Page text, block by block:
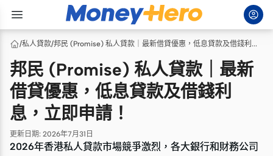
/私人貸款/ 邦民 (Promise) 私人貸款｜最新借貸優惠，低息貸款及借錢利息，立即申請！
邦民 (Promise) 私人貸款｜最新
借貸優惠，低息貸款及借錢利
息，立即申請！
更新日期: 2026年7月31日
2026年香港私人貸款市場競爭激烈，各大銀行和財務公司
2026年香港私人貸款市場競爭激烈，各大銀行和財務公司